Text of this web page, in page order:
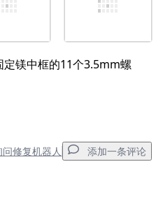
定镁中框的11个3.5mm螺
问修复机器人 添加一条评论